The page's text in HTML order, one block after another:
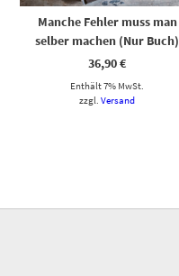
Manche Fehler muss man
selber machen (Nur Buch)
36,90€
Enthält 7% MwSt.
zzgl.Versand